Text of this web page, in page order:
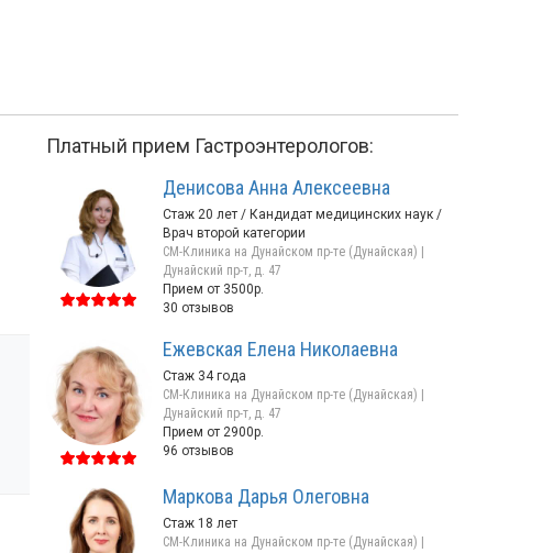
Щербаков
Лев Владимирович
Стаж 19 лет
Белы Куна, д. 1, корп. 2
Прием от 3000р.
Платный прием Гастроэнтерологов:
Денисова Анна Алексеевна
Стаж 20 лет / Кандидат медицинских наук /
Врач второй категории
СМ-Клиника на Дунайском пр-те (Дунайская) |
Дунайский пр-т, д. 47
Прием от 3500р.
30 отзывов
Ежевская Елена Николаевна
Стаж 34 года
СМ-Клиника на Дунайском пр-те (Дунайская) |
Дунайский пр-т, д. 47
Прием от 2900р.
96 отзывов
Маркова Дарья Олеговна
Стаж 18 лет
СМ-Клиника на Дунайском пр-те (Дунайская) |